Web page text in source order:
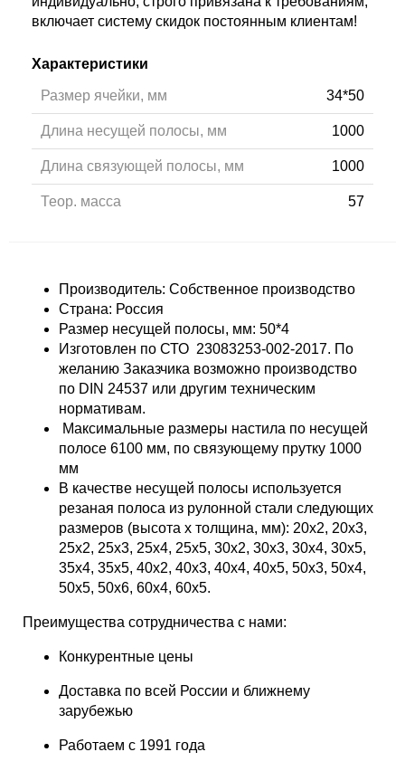
включает систему скидок постоянным клиентам!
Характеристики
Размер ячейки, мм 34*50
Длина несущей полосы, мм 1000
Длина связующей полосы, мм 1000
Теор. масса 57
Производитель: Собственное производство
Страна: Россия
Размер несущей полосы, мм: 50*4
Изготовлен по СТО 23083253-002-2017. По
желанию Заказчика возможно производство
по DIN 24537 или другим техническим
нормативам.
Максимальные размеры настила по несущей
полосе 6100 мм, по связующему прутку 1000
мм
В качестве несущей полосы используется
резаная полоса из рулонной стали следующих
размеров (высота х толщина, мм): 20х2, 20х3,
25х2, 25х3, 25х4, 25х5, 30х2, 30х3, 30х4, 30х5,
35х4, 35х5, 40х2, 40х3, 40х4, 40х5, 50х3, 50х4,
50х5, 50х6, 60х4, 60х5.
Преимущества сотрудничества с нами:
Конкурентные цены
Доставка по всей России и ближнему
зарубежью
Работаем с 1991 года